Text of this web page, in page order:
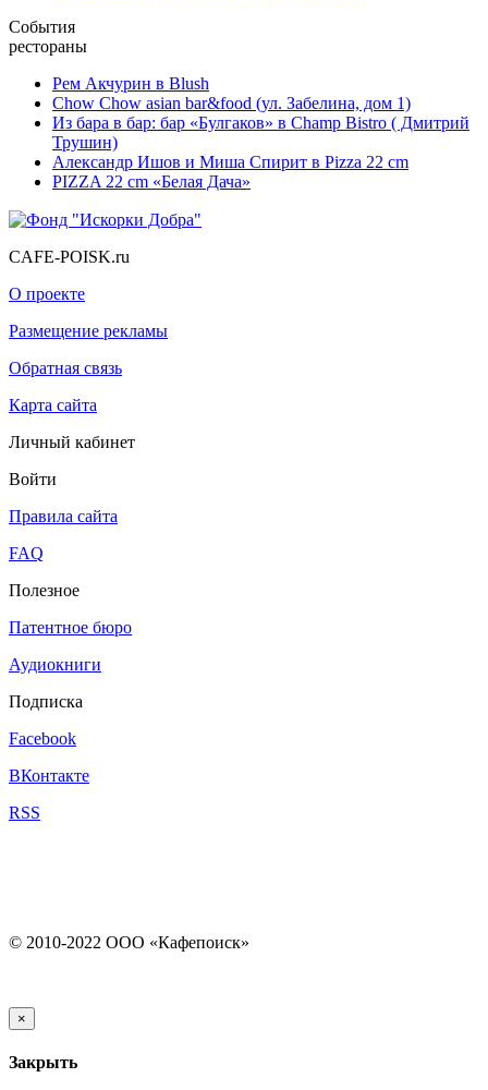
События
рестораны
Рем Акчурин в Blush
Chow Chow asian bar&food (ул. Забелина, дом 1)
Из бара в бар: бар «Булгаков» в Champ Bistro ( Дмитрий
Трушин)
Александр Ишов и Миша Спирит в Pizza 22 cm
PIZZA 22 cm «Белая Дача»
CAFE-POISK.ru
О проекте
Размещение рекламы
Обратная связь
Карта сайта
Личный кабинет
Войти
Правила сайта
FAQ
Полезное
Патентное бюро
Аудиокниги
Подписка
Facebook
ВКонтакте
RSS
© 2010-2022 ООО «Кафепоиск»
×
Закрыть